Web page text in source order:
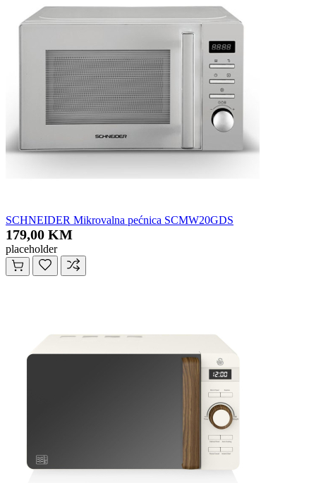
SCHNEIDER Mikrovalna pećnica SCMW20GDS
179,00 KM
placeholder